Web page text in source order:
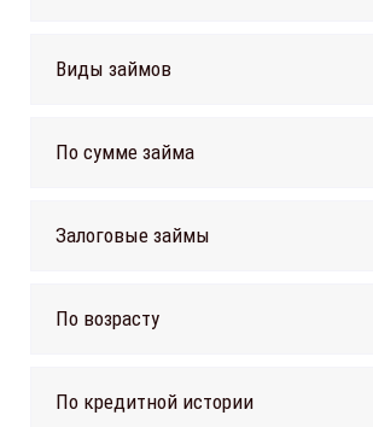
Виды займов
По сумме займа
Залоговые займы
По возрасту
По кредитной истории